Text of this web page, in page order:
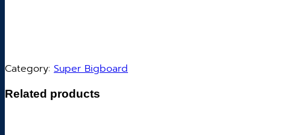
Category: Super Bigboard
Related products